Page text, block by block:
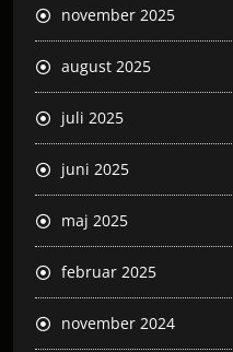
november 2025
august 2025
juli 2025
juni 2025
maj 2025
februar 2025
november 2024